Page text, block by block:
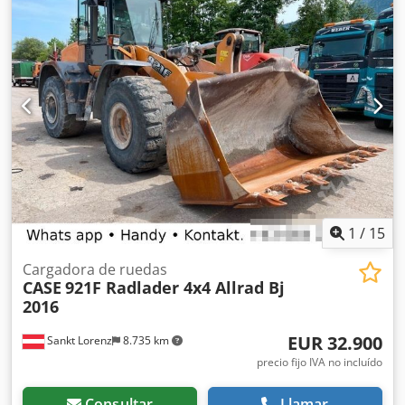
neto: 20.900,- euros.
1 / 15
Sankt Lorenz 8.735 km
Cargadora de ruedas
CASE 921F Radlader 4x4 Allrad Bj
2016
EUR 32.900
precio fijo IVA no incluído